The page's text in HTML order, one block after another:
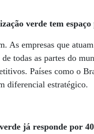
verde tem
As empresas que
de todas as partes do
Países como o
diferencial estratégico.
já responde por